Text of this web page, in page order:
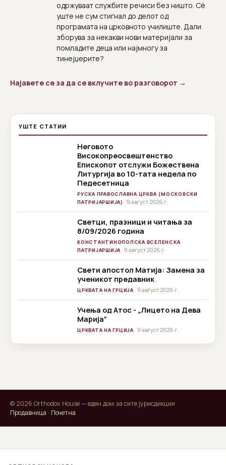
одржуваат службите речиси без ништо. Сè
уште не сум стигнал до делот од
програмата на црковното училиште. Дали
зборува за некакви нови материјали за
помладите деца или најмногу за
тинејџерите?
Најавете се за да се вклучите во разговорот →
УШТЕ СТАТИИ
Неговото
Високопреосвештенство
Епископот отслужи Божествена
Литургија во 10-тата недела по
Педесетница
РУСКА ПРАВОСЛАВНА ЦРКВА (МОСКОВСКИ
ПАТРИЈАРШИЈА) · 9 август 2026 г.
Светци, празници и читања за
8/09/2026 година
КОНСТАНТИНОПОЛСКА ВСЕЛЕНСКА
ПАТРИЈАРШИЈА · 9 август 2026 г.
Свети апостол Матија: Замена за
ученикот предавник
ЦРКВАТА НА ГРЦИЈА · 9 август 2026 г.
Учења од Атос - „Лицето на Дева
Марија“
ЦРКВАТА НА ГРЦИЈА · 9 август 2026 г.
© 2026 Orthodox House — еден дом за сите јурисдикции
Продавница · Почетна